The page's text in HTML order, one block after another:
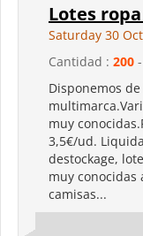
Lotes
Saturday 30
Cantidad : 200
Disponemos
muy
3,5€/ud.
destockage,
muy conocidas
camisas...